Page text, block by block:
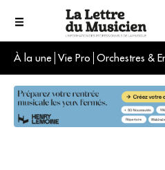
À la une Vie Pro Orchestres &
L'info
Le numéro